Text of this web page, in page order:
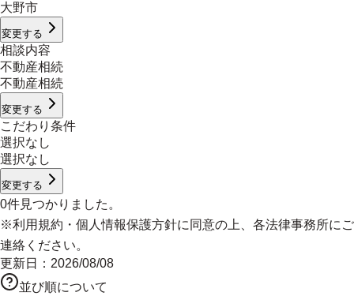
大野市
変更する
相談内容
不動産相続
不動産相続
変更する
こだわり条件
選択なし
選択なし
変更する
0件見つかりました。
※利用規約 ・ 個人情報保護方針に同意の上、各法律事務所にご
連絡ください。
更新日： 2026/08/08
並び順について